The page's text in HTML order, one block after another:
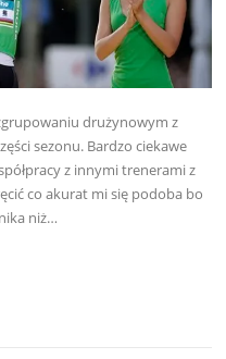
drużynowym z
sezonu. Bardzo ciekawe
z innymi trenerami z
co akurat mi się podoba bo
niż…